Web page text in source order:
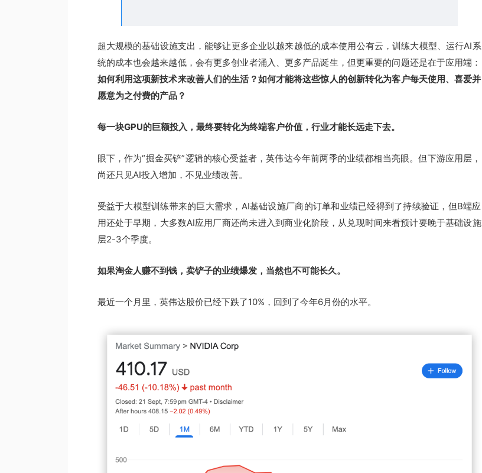
超大规模的基础设施支出，能够让更多企业以越来越低的成本使用公有云，训练大模型、运行AI系
统的成本也会越来越低，会有更多创业者涌入、更多产品诞生，但更重要的问题还是在于应用端：
如何利用这项新技术来改善人们的生活？如何才能将这些惊人的创新转化为客户每天使用、喜爱并
愿意为之付费的产品？
每一块GPU的巨额投入，最终要转化为终端客户价值，行业才能长远走下去。
眼下，作为“掘金买铲”逻辑的核心受益者，英伟达今年前两季的业绩都相当亮眼。但下游应用层，
尚还只见AI投入增加，不见业绩改善。
受益于大模型训练带来的巨大需求，AI基础设施厂商的订单和业绩已经得到了持续验证，但B端应
用还处于早期，大多数AI应用厂商还尚未进入到商业化阶段，从兑现时间来看预计要晚于基础设施
层2-3个季度。
如果淘金人赚不到钱，卖铲子的业绩爆发，当然也不可能长久。
最近一个月里，英伟达股价已经下跌了10%，回到了今年6月份的水平。